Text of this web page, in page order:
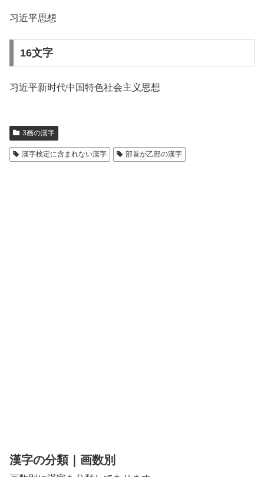
习近平思想
16文字
习近平新时代中国特色社会主义思想
3画の漢字
漢字検定に含まれない漢字 部首が乙部の漢字
漢字の分類｜画数別